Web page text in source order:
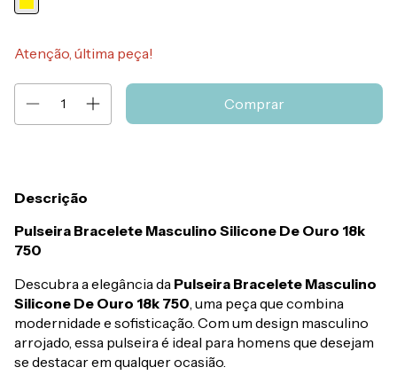
Atenção, última peça!
Descrição
Pulseira Bracelete Masculino Silicone De Ouro 18k
750
Descubra a elegância da Pulseira Bracelete Masculino
Silicone De Ouro 18k 750 , uma peça que combina
modernidade e sofisticação. Com um design masculino
arrojado, essa pulseira é ideal para homens que desejam
se destacar em qualquer ocasião.